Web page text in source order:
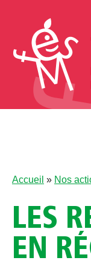
Accueil » Nos
LES
EN